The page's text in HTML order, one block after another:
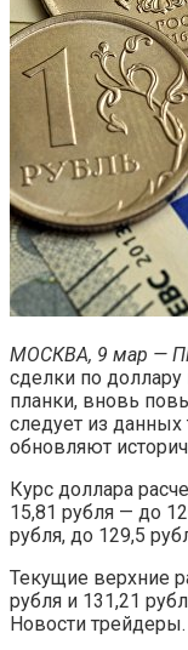
МОСКВА, 9 мар —
сделки по
планки, вновь
следует из
обновляют
Курс доллара
15,81 рубля — до
рубля, до 129,5
Текущие верхние
рубля и 131,21
Новости трейдеры.